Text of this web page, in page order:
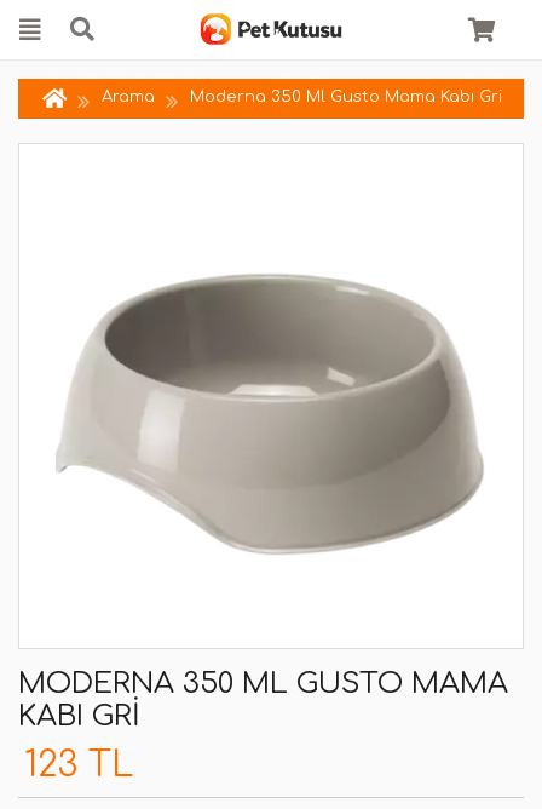
Arama Moderna 350 Ml Gusto Mama Kabı Gri
MODERNA 350 ML GUSTO MAMA
KABI GRI
123 TL